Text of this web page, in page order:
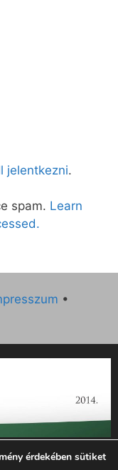
jelentkezni.
spam. Learn
•
évi működésének
sz. támogatási
érdekében sütiket